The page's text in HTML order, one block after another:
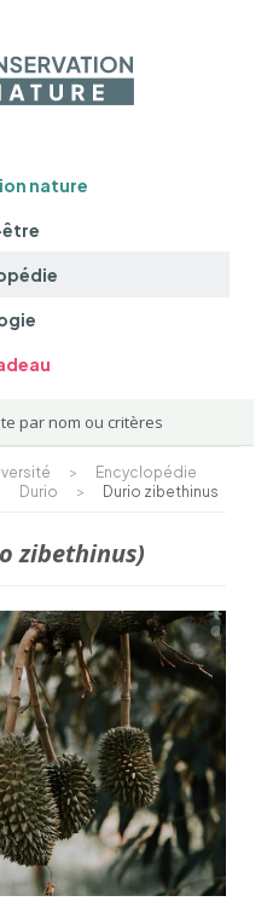
nature
par nom ou critères
>
Encyclopédie
Durio > Durio zibethinus
zibethinus)